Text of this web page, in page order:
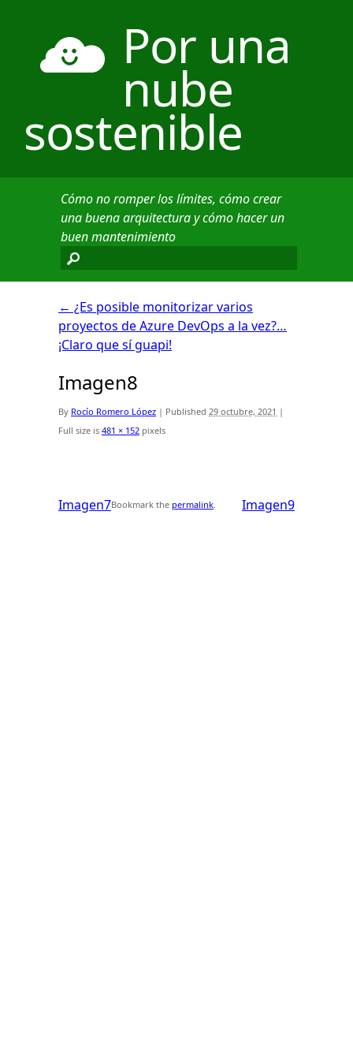
Por una
nube
sostenible
Cómo no romper los límites, cómo crear
una buena arquitectura y cómo hacer un
buen mantenimiento
← ¿Es posible monitorizar varios
proyectos de Azure DevOps a la vez?…
¡Claro que sí guapi!
Imagen8
By Rocío Romero López | Published 29 octubre, 2021 |
Full size is 481 × 152 pixels
Imagen7 Imagen9
Bookmark the permalink